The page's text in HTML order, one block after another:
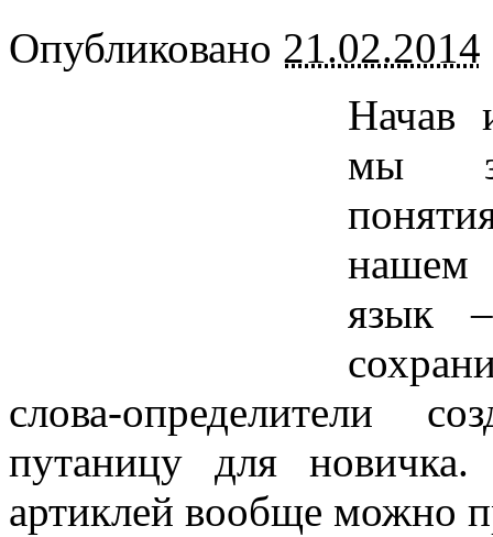
Опубликовано 21.02.2014
Начав
мы
нашем
язык
слова-определители
путаницу для
артиклей вообще можно